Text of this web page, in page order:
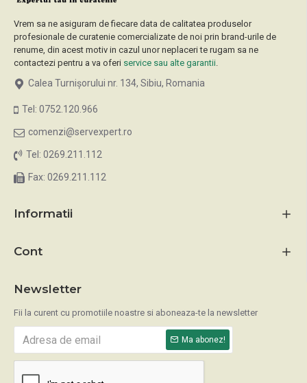
Vrem sa ne asiguram de fiecare data de calitatea produselor
profesionale de curatenie comercializate de noi prin brand-urile de
renume, din acest motiv in cazul unor neplaceri te rugam sa ne
contactezi pentru a va oferi service sau alte garantii.
Calea Turnișorului nr. 134, Sibiu, Romania
Tel: 0752.120.966
comenzi@servexpert.ro
Tel: 0269.211.112
Fax: 0269.211.112
Informatii
Cont
Newsletter
Fii la curent cu promotiile noastre si aboneaza-te la newsletter
Ma abonez!